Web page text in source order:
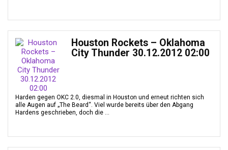
Houston Rockets – Oklahoma
City Thunder 30.12.2012 02:00
Harden gegen OKC 2.0, diesmal in Houston und erneut richten sich
alle Augen auf „The Beard“. Viel wurde bereits über den Abgang
Hardens geschrieben, doch die ...